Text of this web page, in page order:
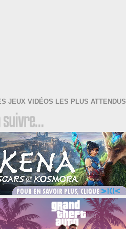
JEUX VIDÉOS LES PLUS ATTENDUS